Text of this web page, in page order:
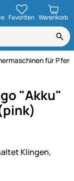
Favoriten Warenkorb
für
"Akku"